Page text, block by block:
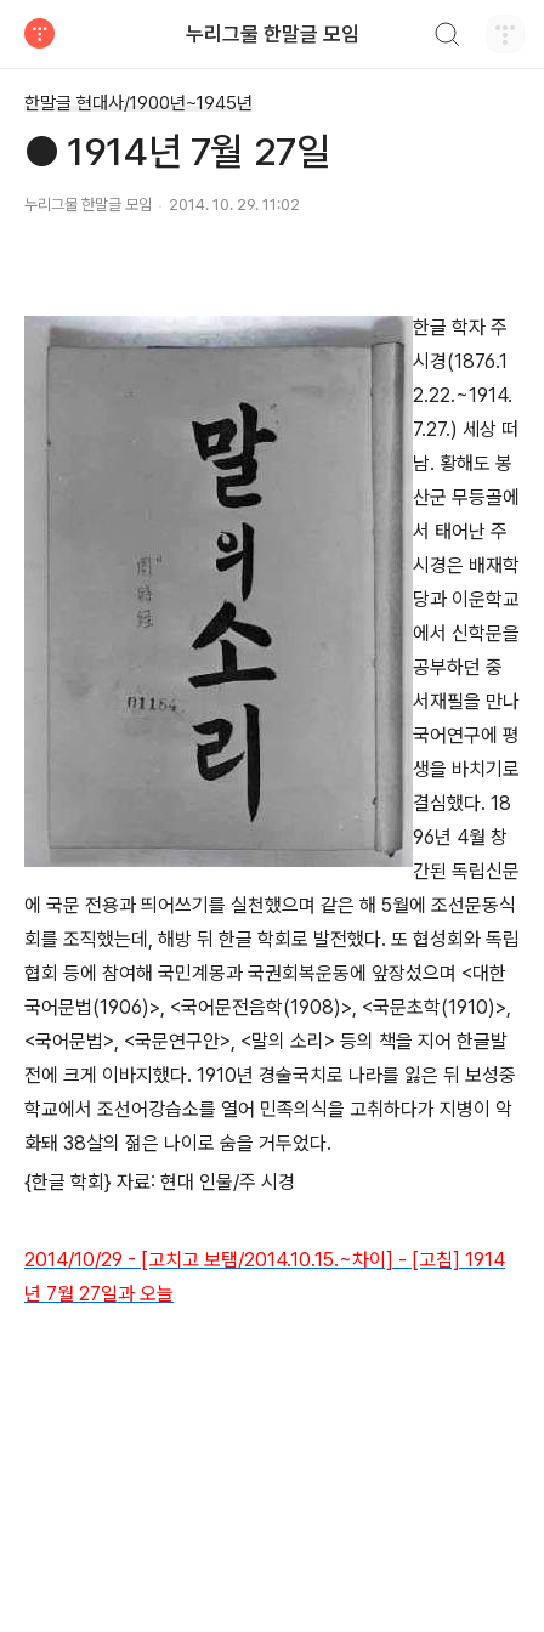
누리그물 한말글 모임
한말글 현대사/1900년~1945년
● 1914년 7월 27일
누리그물 한말글 모임 2014. 10. 29. 11:02
한글 학자 주
시경(1876.1
2.22.~1914.
7.27.) 세상 떠
남. 황해도 봉
산군 무등골에
서 태어난 주
시경은 배재학
당과 이운학교
에서 신학문을
공부하던 중
서재필을 만나
국어연구에 평
생을 바치기로
결심했다. 18
96년 4월 창
간된 독립신문
에 국문 전용과 띄어쓰기를 실천했으며 같은 해 5월에 조선문동식
회를 조직했는데, 해방 뒤 한글 학회로 발전했다. 또 협성회와 독립
협회 등에 참여해 국민계몽과 국권회복운동에 앞장섰으며 <대한
국어문법(1906)>, <국어문전음학(1908)>, <국문초학(1910)>,
<국어문법>, <국문연구안>, <말의 소리> 등의 책을 지어 한글발
전에 크게 이바지했다. 1910년 경술국치로 나라를 잃은 뒤 보성중
학교에서 조선어강습소를 열어 민족의식을 고취하다가 지병이 악
화돼 38살의 젊은 나이로 숨을 거두었다.
{한글 학회} 자료: 현대 인물/주 시경
2014/10/29 - [고치고 보탬/2014.10.15.~차이] - [고침] 1914
년 7월 27일과 오늘